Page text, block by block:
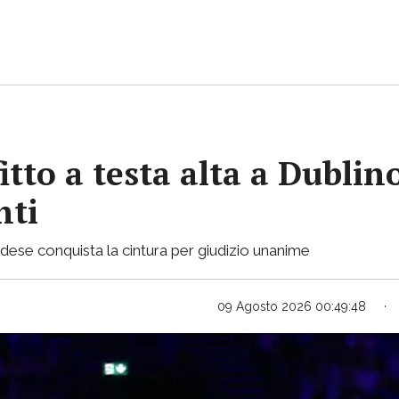
a testa alta a
conquista la cintura per giudizio unanime
09 Agosto 2026 00:49:48